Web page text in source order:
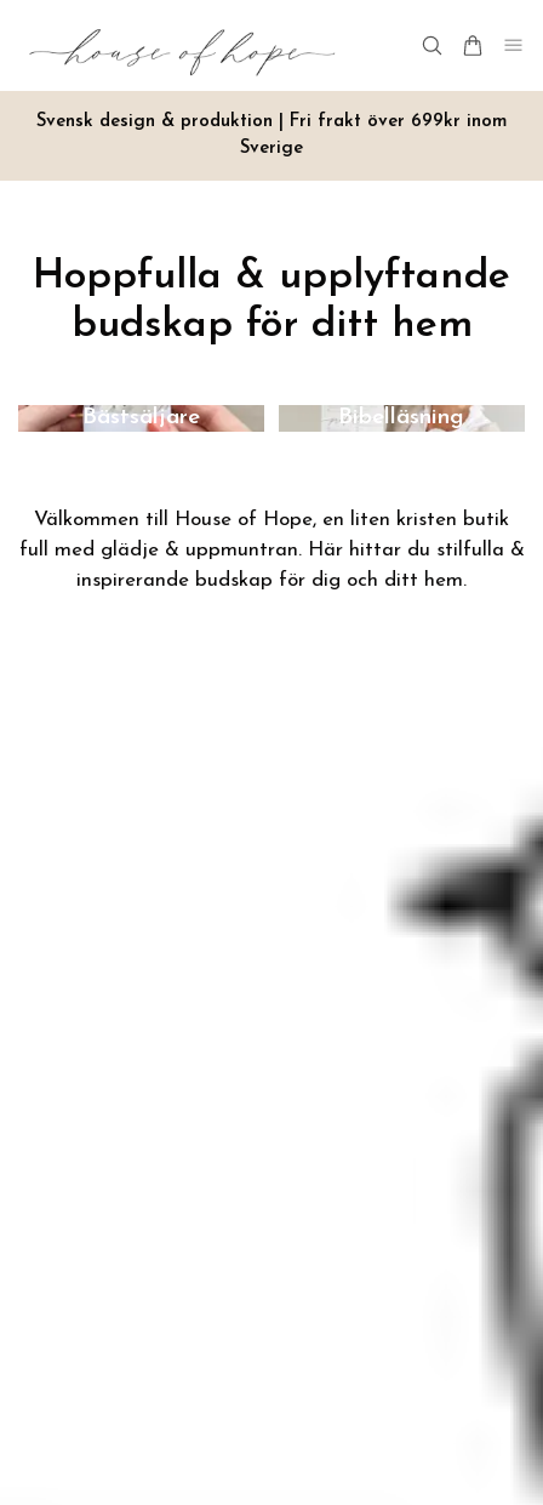
Svensk design & produktion | Fri frakt över 699kr inom
Sverige
Hoppfulla & upplyftande
budskap för ditt hem
Bästsäljare Bibelläsning
Välkommen till House of Hope, en liten kristen butik
full med glädje & uppmuntran. Här hittar du stilfulla &
inspirerande budskap för dig och ditt hem.